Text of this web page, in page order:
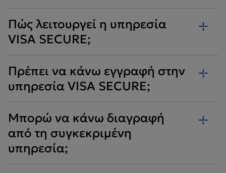
Πώς λειτουργεί η υπηρεσία
VISA SECURE;
Πρέπει να κάνω εγγραφή στην
υπηρεσία VISA SECURE;
Μπορώ να κάνω διαγραφή
από τη συγκεκριμένη
υπηρεσία;